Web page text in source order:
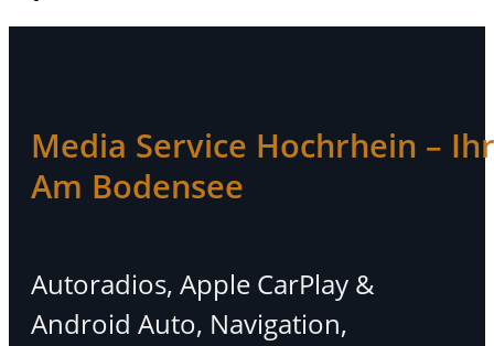
Media Service Hochrhein –
Am Bodensee
Autoradios, Apple CarPlay &
Android Auto, Navigation,